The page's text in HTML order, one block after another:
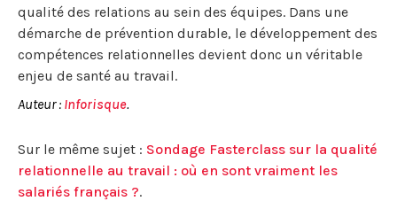
qualité des relations au sein des équipes. Dans une
démarche de prévention durable, le développement des
compétences relationnelles devient donc un véritable
enjeu de santé au travail.
Auteur : Inforisque.
Sur le même sujet : Sondage Fasterclass sur la qualité
relationnelle au travail : où en sont vraiment les
salariés français ?.